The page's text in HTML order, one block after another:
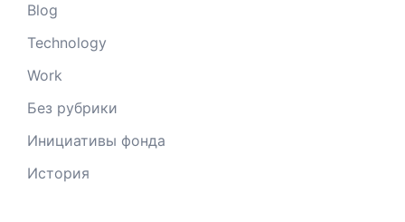
Blog
Technology
Work
Без рубрики
Инициативы фонда
История